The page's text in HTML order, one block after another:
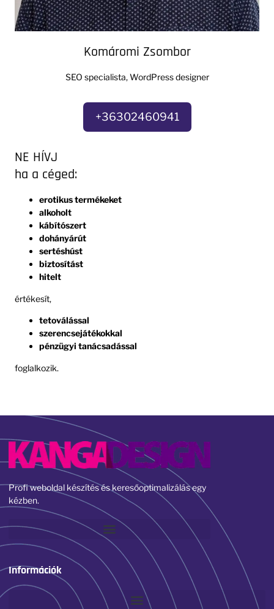
Komáromi Zsombor
SEO specialista, WordPress designer
+36302460941
NE HÍVJ
ha a céged:
erotikus termékeket
alkoholt
kábítószert
dohányárút
sertéshúst
biztosítást
hitelt
értékesít,
tetoválással
szerencsejátékokkal
pénzügyi tanácsadással
foglalkozik.
Profi weboldal készítés és keresőoptimalizálás egy
kézben.
Információk